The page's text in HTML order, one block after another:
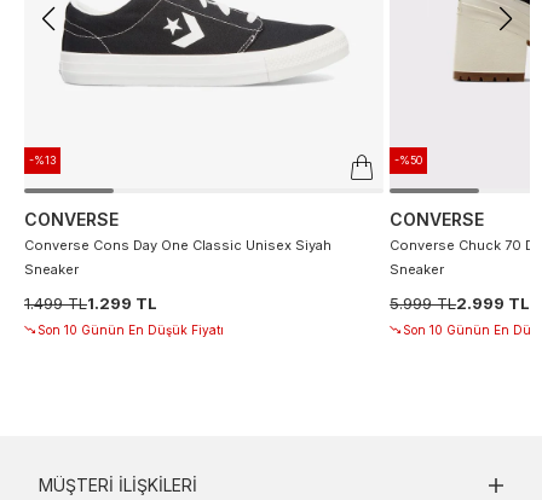
-%13
CONVERSE
Converse Cons Day One Classic Unisex Siyah
Sneaker
1.499 TL1.299 TL
Son 10 Günün En Düşük Fiyatı
-%50
CONVERSE
Converse Chuck 70
Sneaker
5.999 TL2.999 TL
Son 10 Günün En
MÜŞTERI İLIŞKILERI